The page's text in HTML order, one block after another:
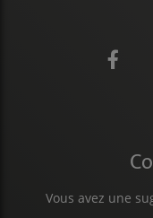
Vous avez une